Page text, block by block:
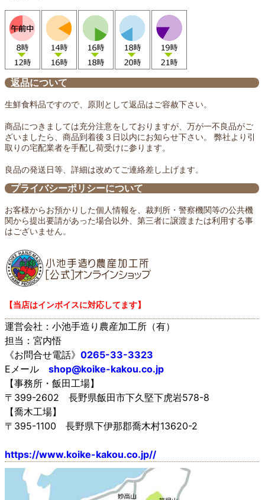
返品について
生鮮食料品ですので、原則として返品はご容赦下さい。
商品につきましては充分注意をしておりますが、万が一不良品がご
ざいましたら、商品到着後３日以内にお知らせ下さい。 弊社より引
取りの宅配業者を手配し荷受けに参ります。
良品の発送日等、詳細は改めてご連絡差し上げます。
プライバシーポリシーについて
お客様からお預かりした個人情報を、裁判所・警察機関等の公共機
関から提出要請があった場合以外、第三者に譲渡または利用する事
はございません。
【当店はインボイスに対応してます】
運営会社：小池手造り農産加工所（有）
担当：宮内悟
《お問合せ電話》 0265-33-3323
Eメール shop@koike-kakou.co.jp
【事務所・飯田工場】
〒399-2602 長野県飯田市下久堅下虎岩578-8
【喬木工場】
〒395-1100 長野県下伊那郡喬木村13620-2
https://www.koike-kakou.co.jp//